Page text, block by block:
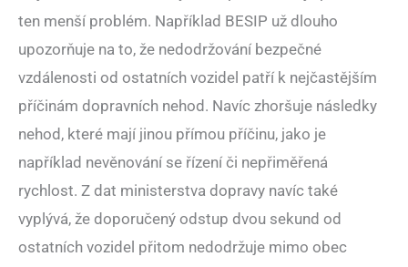
ten menší problém. Například BESIP už dlouho
upozorňuje na to, že nedodržování bezpečné
vzdálenosti od ostatních vozidel patří k nejčastějším
příčinám dopravních nehod. Navíc zhoršuje následky
nehod, které mají jinou přímou příčinu, jako je
například nevěnování se řízení či nepřiměřená
rychlost. Z dat ministerstva dopravy navíc také
vyplývá, že doporučený odstup dvou sekund od
ostatních vozidel přitom nedodržuje mimo obec